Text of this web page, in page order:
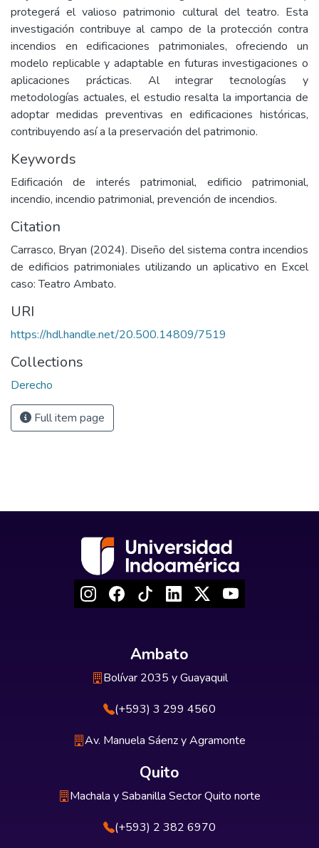
protegerá el valioso patrimonio cultural del teatro. Esta
investigación contribuye al campo de la protección contra
incendios en edificaciones patrimoniales, ofreciendo un
modelo replicable y adaptable en futuras investigaciones o
aplicaciones prácticas. Al integrar tecnologías y
metodologías actuales, el estudio resalta la importancia de
adoptar medidas preventivas en edificaciones históricas,
contribuyendo así a la preservación del patrimonio.
Keywords
Edificación de interés patrimonial, edificio patrimonial,
incendio, incendio patrimonial, prevención de incendios.
Citation
Carrasco, Bryan (2024). Diseño del sistema contra incendios
de edificios patrimoniales utilizando un aplicativo en Excel
caso: Teatro Ambato.
URI
https://hdl.handle.net/20.500.14809/7519
Collections
Derecho
Full item page
Ambato
Bolívar 2035 y Guayaquil
(+593) 3 299 4560
Av. Manuela Sáenz y Agramonte
Quito
Machala y Sabanilla Sector Quito norte
(+593) 2 382 6970